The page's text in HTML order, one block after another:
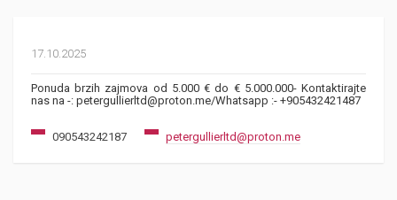
17.10.2025
Ponuda brzih zajmova od 5.000 € do € 5.000.000- Kontaktirajte
nas na -: petergullierltd@proton.me/Whatsapp :- +905432421487
090543242187 petergullierltd@proton.me